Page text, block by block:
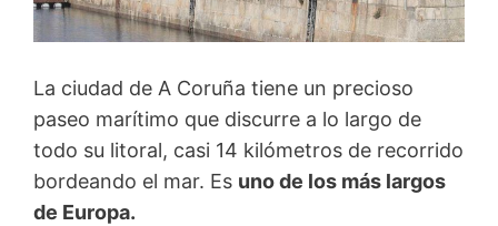
La ciudad de A Coruña tiene un precioso
paseo marítimo que discurre a lo largo de
todo su litoral, casi 14 kilómetros de recorrido
bordeando el mar. Es uno de los más largos
de Europa.